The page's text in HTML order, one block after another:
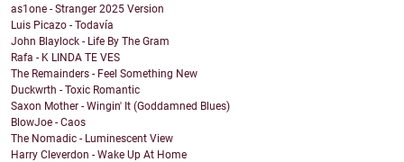
as1one - Stranger 2025 Version
Luis Picazo - Todavía
John Blaylock - Life By The Gram
Rafa - K LINDA TE VES
The Remainders - Feel Something New
Duckwrth - Toxic Romantic
Saxon Mother - Wingin' It (Goddamned Blues)
BlowJoe - Caos
The Nomadic - Luminescent View
Harry Cleverdon - Wake Up At Home